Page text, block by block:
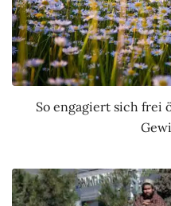
So engagiert sich frei